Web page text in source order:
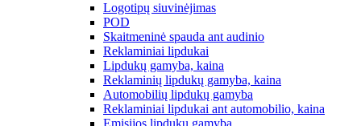
Logotipų siuvinėjimas
POD
Skaitmeninė spauda ant audinio
Reklaminiai lipdukai
Lipdukų gamyba, kaina
Reklaminių lipdukų gamyba, kaina
Automobilių lipdukų gamyba
Reklaminiai lipdukai ant automobilio, kaina